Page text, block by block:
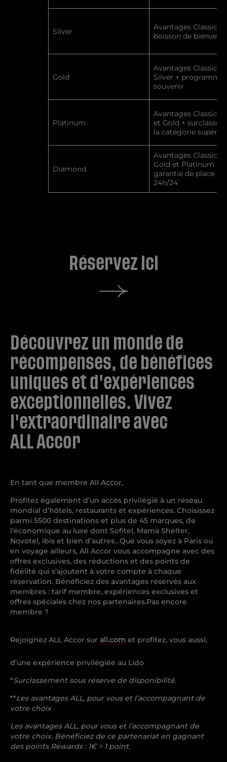
Silver
Avantages Classic +
boisson de
Gold
Avantages Classic et
Silver + programme
souvenir
Platinum
Avantages Classic,
et Gold +
la catégorie
Diamond
Avantages Classic,
Gold et Platinum +
garantie de place
24h/24
Réservez ici
Découvrez un monde de
récompenses, de bénéfices
uniques et d'expériences
exceptionnelles. Vivez
l'extraordinaire avec
ALL Accor
En tant que membre All Accor,
Profitez également d’un accès privilégié à un réseau
mondial d’hôtels, restaurants et expériences. Choisissez
parmi 5500 destinations et plus de 45 marques, de
l’économique au luxe dont Sofitel, Mama Shelter,
Novotel, ibis et bien d’autres…Que vous soyez à Paris ou
en voyage ailleurs, All Accor vous accompagne avec des
offres exclusives, des réductions et des points de
fidélité qui s’ajoutent à votre compte à chaque
réservation. Bénéficiez des avantages réservés aux
membres : tarif membre, expériences exclusives et
offres spéciales chez nos partenaires.Pas encore
membre ?
Rejoignez ALL Accor sur all.com et profitez, vous aussi,
d’une expérience privilégiée au Lido
*Surclassement sous réserve de disponibilité.
**Les avantages ALL, pour vous et l’accompagnant de
votre choix
Les avantages ALL, pour vous et l’accompagnant de
votre choix. Bénéficiez de ce partenariat en gagnant
des points Rewards : 1€ = 1 point.